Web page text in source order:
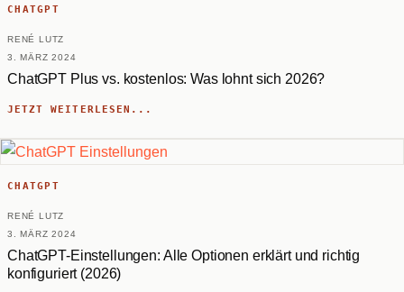
CHATGPT
RENÉ LUTZ
3. MÄRZ 2024
ChatGPT Plus vs. kostenlos: Was lohnt sich 2026?
JETZT WEITERLESEN...
CHATGPT
RENÉ LUTZ
3. MÄRZ 2024
ChatGPT-Einstellungen: Alle Optionen erklärt und richtig
konfiguriert (2026)